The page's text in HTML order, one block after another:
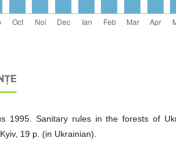
1995. Sanitary rules in the forests of
19 p. (in Ukrainian).